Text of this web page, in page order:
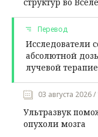
Перевод
Исследователи
абсолютной
лучевой
03 августа 2026
Ультразвук
опухоли мозга